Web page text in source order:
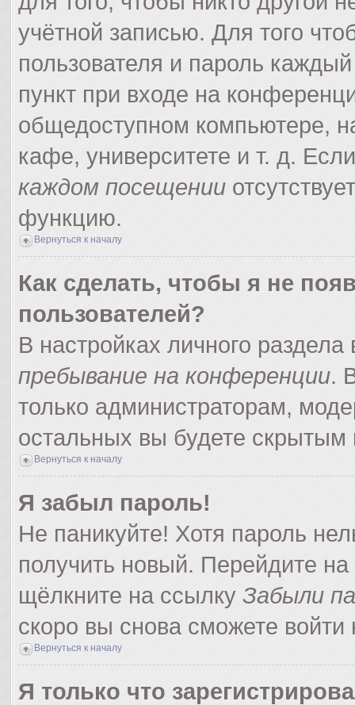
учётной записью. Для того
пользователя и пароль
пункт при входе на
общедоступном компьютере,
кафе, университете и т. д.
каждом посещении
функцию.
Вернуться к началу
Как сделать, чтобы я не
пользователей?
В настройках личного
пребывание на конференции.
только администраторам,
остальных вы будете скрытым
Вернуться к началу
Я забыл пароль!
Не паникуйте! Хотя пароль
получить новый. Перейдите
щёлкните на ссылку Забыли
скоро вы снова сможете
Вернуться к началу
Я только что